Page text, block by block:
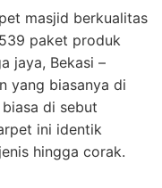
masjid berkualitas
paket produk
jaya, Bekasi –
yang biasanya di
di sebut
ini identik
hingga corak.